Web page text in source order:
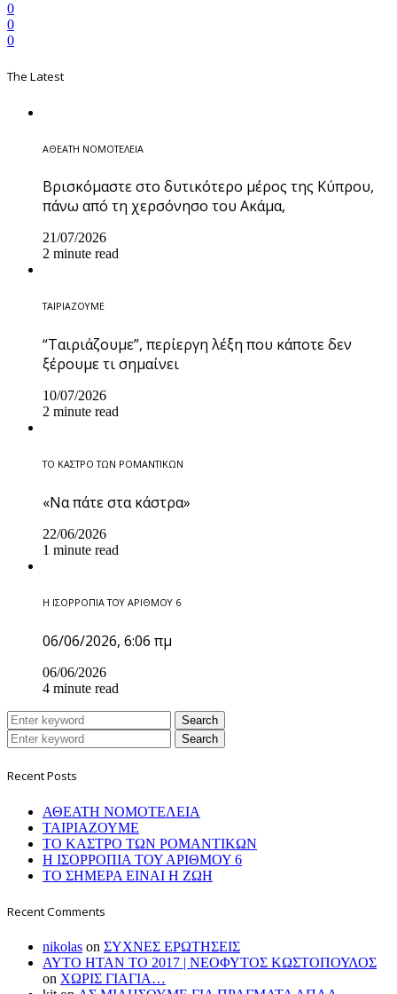
0
0
0
The Latest
ΑΘΕΑΤΗ ΝΟΜΟΤΕΛΕΙΑ
Βρισκόμαστε στο δυτικότερο μέρος της Κύπρου,
πάνω από τη χερσόνησο του Ακάμα,
21/07/2026
2 minute read
ΤΑΙΡΙΑΖΟΥΜΕ
“Ταιριάζουμε”, περίεργη λέξη που κάποτε δεν
ξέρουμε τι σημαίνει
10/07/2026
2 minute read
ΤΟ ΚΑΣΤΡΟ ΤΩΝ ΡΟΜΑΝΤΙΚΩΝ
«Να πάτε στα κάστρα»
22/06/2026
1 minute read
Η ΙΣΟΡΡΟΠΙΑ ΤΟΥ ΑΡΙΘΜΟΥ 6
06/06/2026, 6:06 πμ
06/06/2026
4 minute read
Search
Search
Recent Posts
ΑΘΕΑΤΗ ΝΟΜΟΤΕΛΕΙΑ
ΤΑΙΡΙΑΖΟΥΜΕ
ΤΟ ΚΑΣΤΡΟ ΤΩΝ ΡΟΜΑΝΤΙΚΩΝ
Η ΙΣΟΡΡΟΠΙΑ ΤΟΥ ΑΡΙΘΜΟΥ 6
ΤΟ ΣΗΜΕΡΑ ΕΙΝΑΙ Η ΖΩΗ
Recent Comments
nikolas on ΣΥΧΝΕΣ ΕΡΩΤΗΣΕΙΣ
ΑΥΤΟ ΗΤΑΝ ΤΟ 2017 | ΝΕΟΦΥΤΟΣ ΚΩΣΤΟΠΟΥΛΟΣ
on ΧΩΡΙΣ ΓΙΑΓΙΑ…